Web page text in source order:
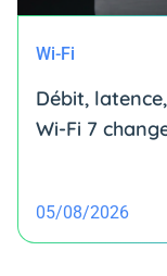
Wi-Fi
Débit,
Wi-Fi 7
05/08/2026